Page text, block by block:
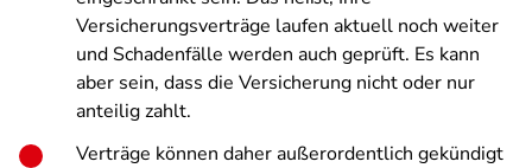
Versicherungsverträge laufen aktuell noch weiter
und Schadenfälle werden auch geprüft. Es kann
aber sein, dass die Versicherung nicht oder nur
anteilig zahlt.
Verträge können daher außerordentlich gekündigt